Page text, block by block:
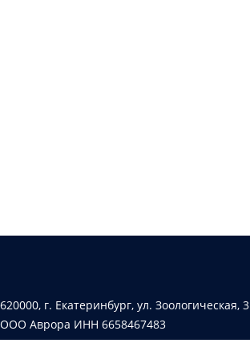
620000, г. Екатеринбург, ул. Зоологическая, 3
ООО Аврора ИНН 6658467483